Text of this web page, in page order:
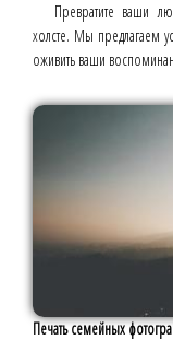
Превратите ваши
холсте. Мы предлагаем
оживить ваши
Печать семейных